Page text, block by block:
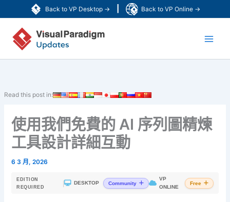
Back to VP Desktop → Back to VP Online →
至
Read this post in:
使用我們免費的 AI 序列圖精煉
工具設計詳細互動
6 3 月, 2026
EDITION
REQUIRED
| DESKTOP Community
VP
ONLINE
Free